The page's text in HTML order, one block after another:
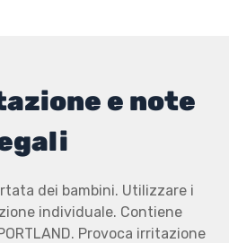
e note
dei bambini. Utilizzare i
individuale. Contiene
PORTLAND. Provoca irritazione